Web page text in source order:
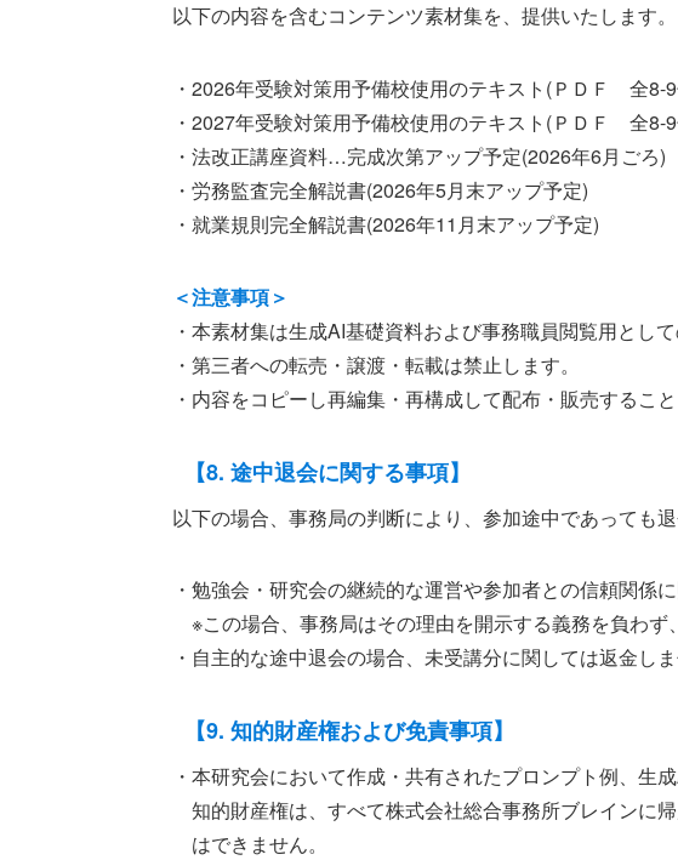
以下の内容を含むコンテンツ素材集を、提供いたします。
・2026年受験対策用予備校使用のテキスト(ＰＤＦ 全8-
・2027年受験対策用予備校使用のテキスト(ＰＤＦ 全8-
・法改正講座資料…完成次第アップ予定(2026年6月ごろ)
・労務監査完全解説書(2026年5月末アップ予定)
・就業規則完全解説書(2026年11月末アップ予定)
＜注意事項＞
・本素材集は生成AI基礎資料および事務職員閲覧用とし
・第三者への転売・譲渡・転載は禁止します。
・内容をコピーし再編集・再構成して配布・販売すること
【8. 途中退会に関する事項】
以下の場合、事務局の判断により、参加途中であっても
・勉強会・研究会の継続的な運営や参加者との信頼関
※この場合、事務局はその理由を開示する義務を負わ
・自主的な途中退会の場合、未受講分に関しては返金しま
【9. 知的財産権および免責事項】
・本研究会において作成・共有されたプロンプト例、
知的財産権は、すべて株式会社総合事務所ブレインに
はできません。